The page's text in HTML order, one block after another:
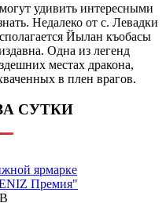
удивить интересными
Недалеко от с. Левадки
Йылан къобасы
Одна из легенд
местах дракона,
в плен врагов.
СУТКИ
ярмарке
Премия"